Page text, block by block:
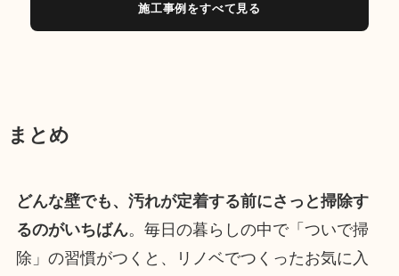
施工事例をすべて見る
まとめ
どんな壁でも、汚れが定着する前にさっと掃除す
るのがいちばん。毎日の暮らしの中で「ついで掃
除」の習慣がつくと、リノベでつくったお気に入